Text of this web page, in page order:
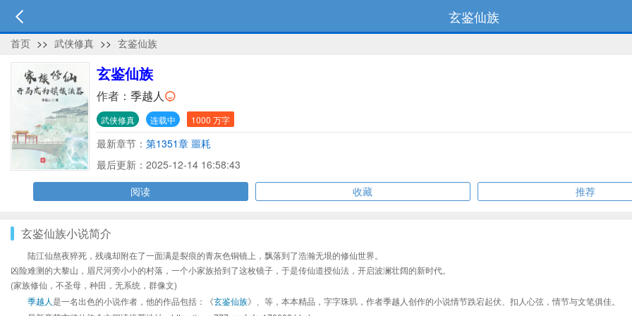
玄鉴仙族
首页 >> 武侠修真 >> 玄鉴仙族
玄鉴仙族
作者： 季越人
武侠修真 连载中 1000 万字
最新章节： 第1351章 噩耗
最后更新：2025-12-14 16:58:43
阅读
收藏 推荐
玄鉴仙族小说简介
陆江仙熬夜猝死，残魂却附在了一面满是裂痕的青灰色铜镜上，飘落到了浩瀚无垠的修仙世界。
凶险难测的大黎山，眉尺河旁小小的村落，一个小家族拾到了这枚镜子，于是传仙道授仙法，开启波澜壮阔的新时代。
(家族修仙，不圣母，种田，无系统，群像文)
季越人是一名出色的小说作者，他的作品包括：《玄鉴仙族》、等，本本精品，字字珠玑，作者季越人创作的小说情节跌宕起伏、扣人心弦，情节与文笔俱佳。